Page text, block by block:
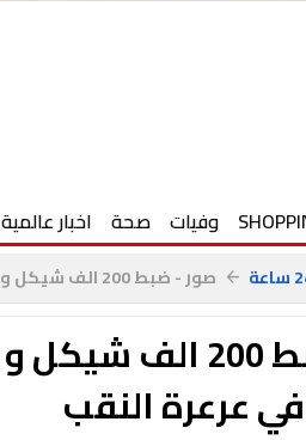
وفيات صحة اخبار عالمية
arrow_back صور - ضبط 200 الف شيكل و أسلحة وذهيرة واعتقال 24 مشتبهًا...
عرعرة النقب